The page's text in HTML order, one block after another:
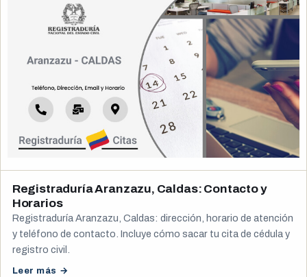
Registraduría Aranzazu, Caldas: Contacto y
Horarios
Registraduría Aranzazu, Caldas: dirección, horario de atención
y teléfono de contacto. Incluye cómo sacar tu cita de cédula y
registro civil.
Leer más →